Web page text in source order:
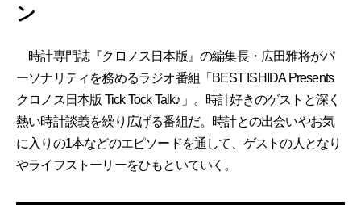
ン
時計専門誌『クロノス日本版』の編集長・広田雅将がパ
ーソナリティを務めるラジオ番組「BEST ISHIDA Presents
クロノス日本版 Tick Tock Talk♪」。時計好きのゲストと深く
熱い時計談義を繰り広げる番組だ。時計との出会いやお気
に入りの1本などのエピソードを通して、ゲストの人となり
やライフストーリーをひもといていく。